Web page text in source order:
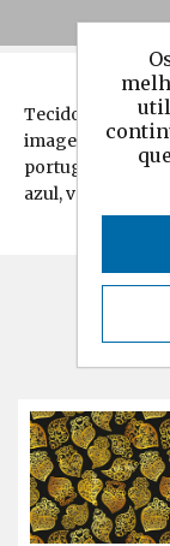
Tecido
imagens das
portuguesas em
azul, verde e rosa.